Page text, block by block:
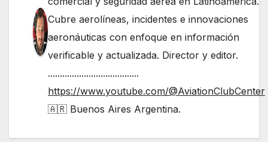
Cubre aerolíneas, incidentes e innovaciones
aeronáuticas con enfoque en información
verificable y actualizada. Director y editor.
......................................
https://www.youtube.com/@AviationClubCenter
🇦🇷 Buenos Aires Argentina.